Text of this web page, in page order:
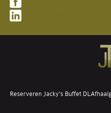
Reserveren Jacky's Buffet DL